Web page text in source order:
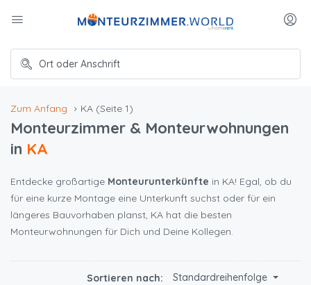
Zum Anfang KA (Seite 1)
Monteurzimmer & Monteurwohnungen
in KA
Entdecke großartige Monteurunterkünfte in KA! Egal, ob du
für eine kurze Montage eine Unterkunft suchst oder für ein
längeres Bauvorhaben planst, KA hat die besten
Monteurwohnungen für Dich und Deine Kollegen.
Sortieren nach: Standardreihenfolge